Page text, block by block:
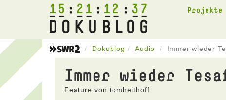
15 21 12 37 Projekte
Dokublog Audio Immer wieder
Immer wieder
Feature von tomheithoff